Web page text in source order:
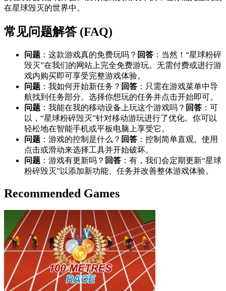
在星球毁灭的世界中。
常见问题解答 (FAQ)
问题 ：这款游戏真的免费玩吗？ 回答 ：当然！“星球粉碎
毁灭”在我们的网站上完全免费游玩。无需付费或进行游
戏内购买即可享受完整游戏体验。
问题 ：我如何开始新任务？ 回答 ：只需在游戏菜单中导
航找到任务部分。选择你想玩的任务并点击开始即可。
问题 ：我能在我的移动设备上玩这个游戏吗？ 回答 ：可
以，“星球粉碎毁灭”针对移动游玩进行了优化。你可以
轻松地在智能手机或平板电脑上享受它。
问题 ：游戏的控制是什么？ 回答 ：控制简单直观。使用
点击或滑动来选择工具并开始破坏。
问题 ：游戏有更新吗？ 回答 ：有，我们会定期更新“星球
粉碎毁灭”以添加新功能、任务并改善整体游戏体验。
Recommended Games